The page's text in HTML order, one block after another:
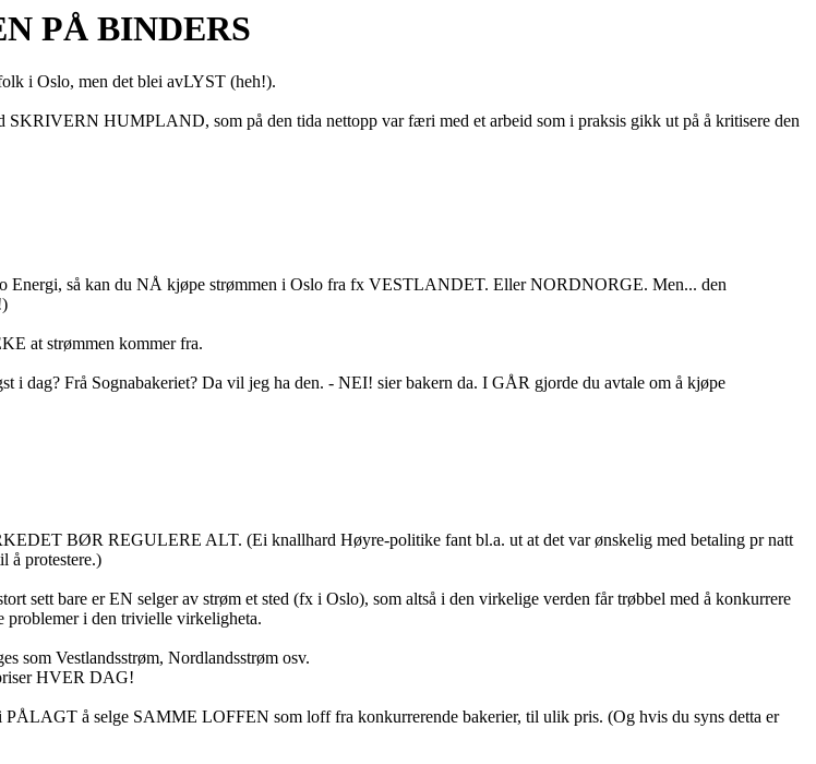
PÅ BINDERS
i Oslo, men det blei avLYST (heh!).
HUMPLAND, som på den tida nettopp var færi med et arbeid som i praksis gikk ut på å kritisere den
Energi, så kan du NÅ kjøpe strømmen i Oslo fra fx VESTLANDET. Eller NORDNORGE. Men... den
at strømmen kommer fra.
i dag? Frå Sognabakeriet? Da vil jeg ha den. - NEI! sier bakern da. I GÅR gjorde du avtale om å kjøpe
BØR REGULERE ALT. (Ei knallhard Høyre-politike fant bl.a. ut at det var ønskelig med betaling pr natt
å protestere.)
bare er EN selger av strøm et sted (fx i Oslo), som altså i den virkelige verden får trøbbel med å konkurrere
problemer i den trivielle virkeligheta.
som Vestlandsstrøm, Nordlandsstrøm osv.
HVER DAG!
PÅLAGT å selge SAMME LOFFEN som loff fra konkurrerende bakerier, til ulik pris. (Og hvis du syns detta er